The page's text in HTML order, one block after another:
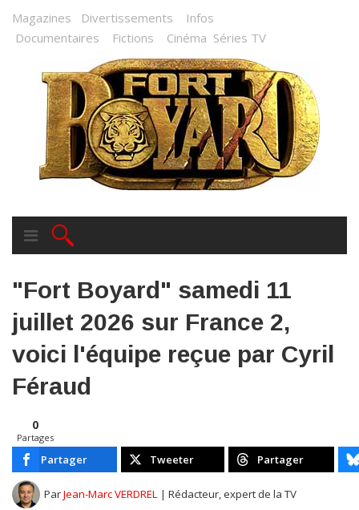
Magazines Divertissements
Infos
Documentaires
Fictions Cinéma Séries TV
"Fort Boyard" samedi 11
juillet 2026 sur France 2,
voici l'équipe reçue par Cyril
Féraud
0
Partages
Partager Tweeter Partager
ParJean-Marc VERDREL | Rédacteur, expert de la TV